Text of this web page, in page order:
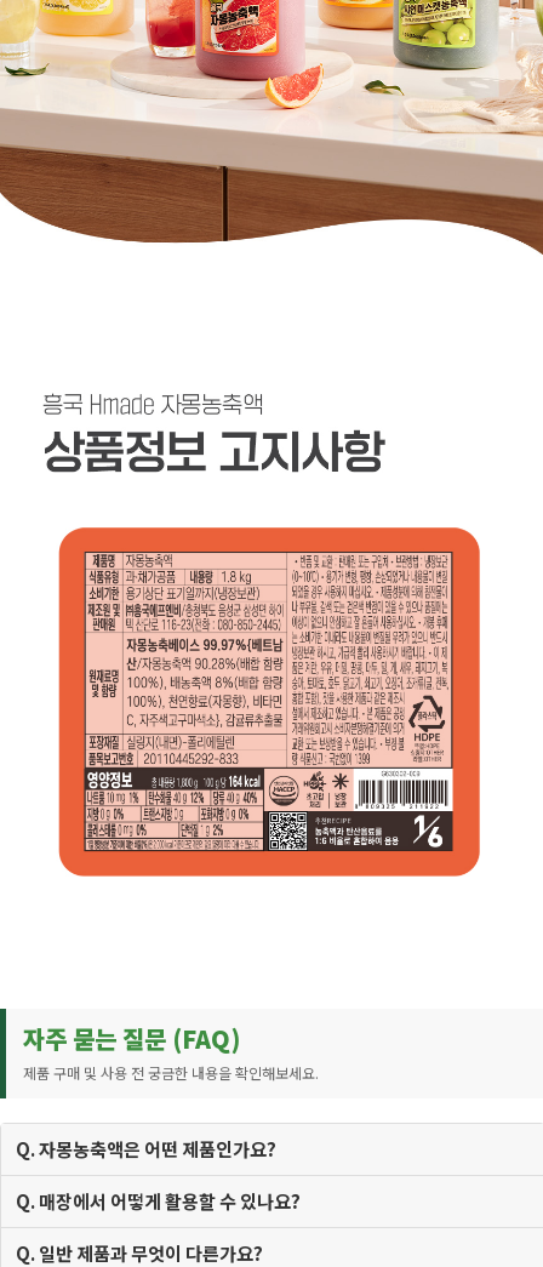
자주 묻는 질문 (FAQ)
제품 구매 및 사용 전 궁금한 내용을 확인해보세요.
Q. 자몽농축액은 어떤 제품인가요?
Q. 매장에서 어떻게 활용할 수 있나요?
Q. 일반 제품과 무엇이 다른가요?